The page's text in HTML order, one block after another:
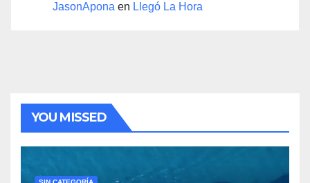
JasonApona en Llegó La Hora
YOU MISSED